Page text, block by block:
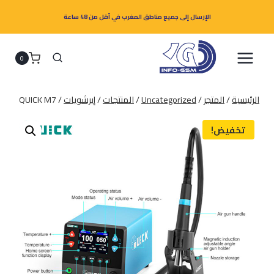
المحتوى
الإرسال إلى جميع مناطق المغرب في أقل من 48 ساعة
0
الرئيسية/المتجر/
Uncategorized
/المنتجات/إيرشويات/
QUICK M7
تخفيض!